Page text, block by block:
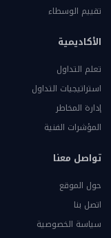
تقييم الوسطاء
الأكاديمية
تعلم التداول
استراتيجيات التداول
إدارة المخاطر
المؤشرات الفنية
تواصل معنا
حول الموقع
اتصل بنا
سياسة الخصوصية